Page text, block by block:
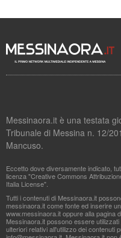
Messinaora.it è una testata
Tribunale di Messina n. 12/
Mancuso.
Eccetto dove diversamente indicato,
licenza "Creative Commons
Italia License".
Tutti i contenuti di Messinaora.it
messinaora.it come fonte ed inserire
www.messinaora.it oppure alla pagina
Messinaora.it possono essere
ulteriori relativi all'utilizzo dei contenuti